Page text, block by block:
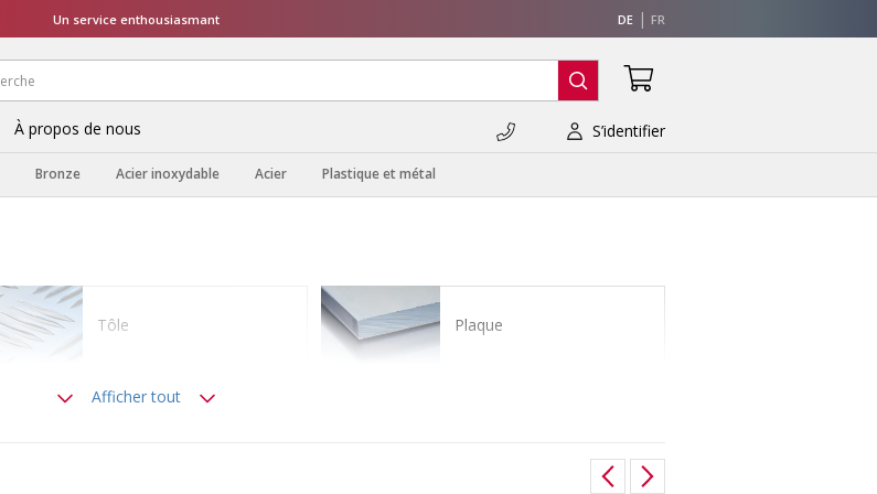
Un service enthousiasmant DE FR
À propos de nous
Bronze Acier inoxydable Acier Plastique et métal
S’identifier
Tôle Plaque
Afficher tout